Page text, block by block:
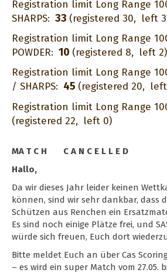
Registration limit Long Range 100
SHARPS: 33 (registered 30, left
Registration limit Long Range
POWDER: 10 (registered 8, left 2)
Registration limit Long Range 100
/ SHARPS: 45 (registered 20,
Registration limit Long Range
(registered 22, left 0)
MA T C H C A N C E L L E D
Hallo,
Da wir dieses Jahr leider keinen
können, sind wir sehr dankbar, dass
Schützen aus Renchen ein
Es sind noch einige Plätze frei, und
würde sich freuen, Euch dort
Bitte meldet Euch an über Cas
– es wird ein super Match vom 27.05.